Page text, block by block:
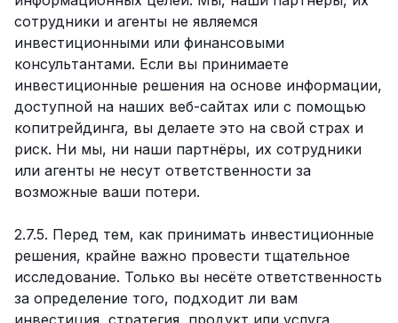
сотрудники и агенты не являемся
инвестиционными или финансовыми
консультантами. Если вы принимаете
инвестиционные решения на основе информации,
доступной на наших веб-сайтах или с помощью
копитрейдинга, вы делаете это на свой страх и
риск. Ни мы, ни наши партнёры, их сотрудники
или агенты не несут ответственности за
возможные ваши потери.
2.7.5. Перед тем, как принимать инвестиционные
решения, крайне важно провести тщательное
исследование. Только вы несёте ответственность
за определение того, подходит ли вам
инвестиция, стратегия, продукт или услуга,